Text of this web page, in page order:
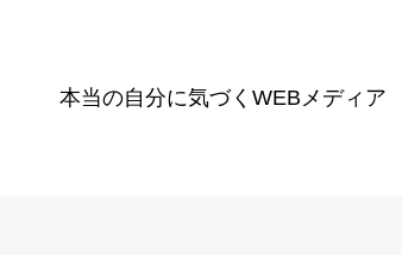
本当の自分に気づく WEBメディア